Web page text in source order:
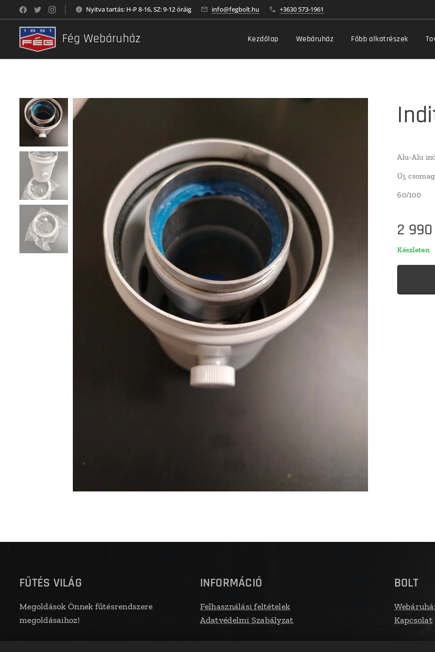
Nyitva tartás: H-P 8-16, SZ: 9-12 óráig info@fegbolt.hu +3630 573-1961
Fég Webáruház Kezdőlap Webáruház Főbb alkatrészek
Alu-Alu
Új,
60/100
2 990
Készleten
FŰTÉS VILÁG
Megoldások Önnek fűtésrendszere
megoldásaihoz!
INFORMÁCIÓ
Felhasználási feltételek
Adatvédelmi Szabályzat
BOLT
Kapcsolat